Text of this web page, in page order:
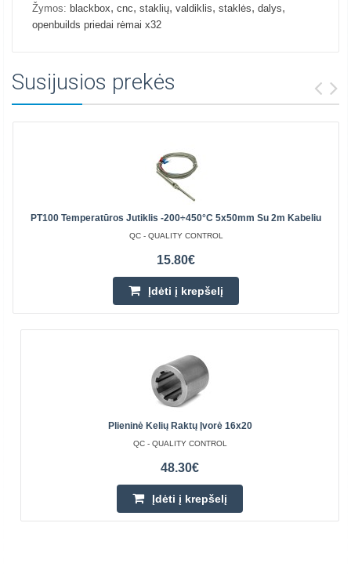
Žymos: blackbox, cnc, staklių, valdiklis, staklės, dalys,
openbuilds priedai rėmai x32
Susijusios prekės
PT100 Temperatūros Jutiklis -200÷450°C 5x50mm Su 2m Kabeliu
QC - QUALITY CONTROL
15.80€
Įdėti į krepšelį
Plieninė Kelių Raktų Įvorė 16x20
QC - QUALITY CONTROL
48.30€
Įdėti į krepšelį